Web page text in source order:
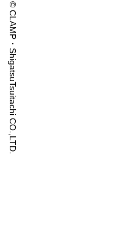
© CLAMP・ShigatsuTsuitachi CO.,LTD.